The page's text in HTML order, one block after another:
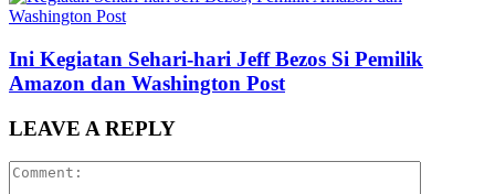
Ini Kegiatan Sehari-hari Jeff Bezos Si Pemilik
Amazon dan Washington Post
LEAVE A REPLY